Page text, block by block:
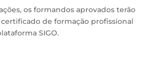
os formandos aprovados terão
de formação profissional
SIGO.